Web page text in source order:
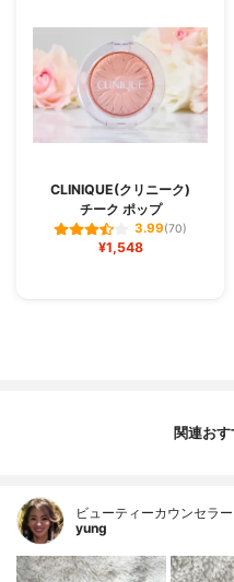
CLINIQUE(クリニーク)
チーク ポップ
3.99(70)
¥1,548
関連お
ビューティーカウンセ
yung